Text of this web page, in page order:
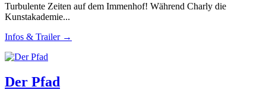
Turbulente Zeiten auf dem Immenhof! Während Charly die
Kunstakademie...
Infos & Trailer →
Der Pfad